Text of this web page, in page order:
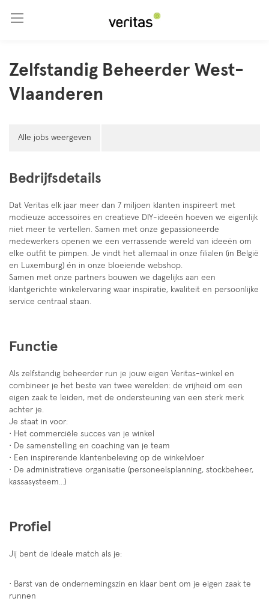
Zelfstandig Beheerder West-
Vlaanderen
Alle jobs weergeven
Bedrijfsdetails
Dat Veritas elk jaar meer dan 7 miljoen klanten inspireert met
modieuze accessoires en creatieve DIY-ideeën hoeven we eigenlijk
niet meer te vertellen. Samen met onze gepassioneerde
medewerkers openen we een verrassende wereld van ideeën om
elke outfit te pimpen. Je vindt het allemaal in onze filialen (in België
en Luxemburg) én in onze bloeiende webshop.
Samen met onze partners bouwen we dagelijks aan een
klantgerichte winkelervaring waar inspiratie, kwaliteit en persoonlijke
service centraal staan.
Functie
Als zelfstandig beheerder run je jouw eigen Veritas-winkel en
combineer je het beste van twee werelden: de vrijheid om een
eigen zaak te leiden, met de ondersteuning van een sterk merk
achter je.
Je staat in voor:
• Het commerciële succes van je winkel
• De samenstelling en coaching van je team
• Een inspirerende klantenbeleving op de winkelvloer
• De administratieve organisatie (personeelsplanning, stockbeheer,
kassasysteem...)
Profiel
Jij bent de ideale match als je:
• Barst van de ondernemingszin en klaar bent om je eigen zaak te
runnen